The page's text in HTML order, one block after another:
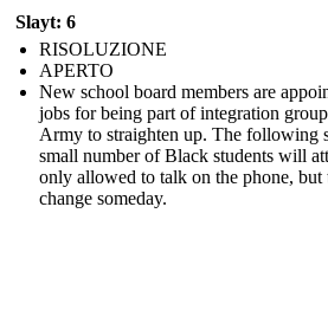
Slayt: 6
RISOLUZIONE
APERTO
New school board members are
jobs for being part of integration
Army to straighten up. The following
small number of Black students will
only allowed to talk on the phone,
change someday.